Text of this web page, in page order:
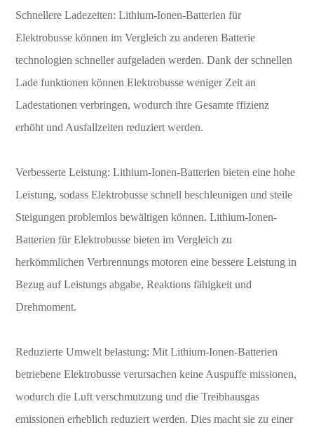
Schnellere Ladezeiten: Lithium-Ionen-Batterien für
Elektrobusse können im Vergleich zu anderen Batterie
technologien schneller aufgeladen werden. Dank der schnellen
Lade funktionen können Elektrobusse weniger Zeit an
Ladestationen verbringen, wodurch ihre Gesamte ffizienz
erhöht und Ausfallzeiten reduziert werden.
Verbesserte Leistung: Lithium-Ionen-Batterien bieten eine hohe
Leistung, sodass Elektrobusse schnell beschleunigen und steile
Steigungen problemlos bewältigen können. Lithium-Ionen-
Batterien für Elektrobusse bieten im Vergleich zu
herkömmlichen Verbrennungs motoren eine bessere Leistung in
Bezug auf Leistungs abgabe, Reaktions fähigkeit und
Drehmoment.
Reduzierte Umwelt belastung: Mit Lithium-Ionen-Batterien
betriebene Elektrobusse verursachen keine Auspuffe missionen,
wodurch die Luft verschmutzung und die Treibhausgas
emissionen erheblich reduziert werden. Dies macht sie zu einer